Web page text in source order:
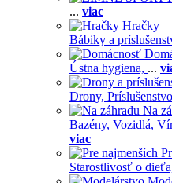
... viac
Hračky
Bábiky a
Ústna hygiena, ...
Drony,
Na
Bazény, Vozidlá,
viac
Starostlivosť o